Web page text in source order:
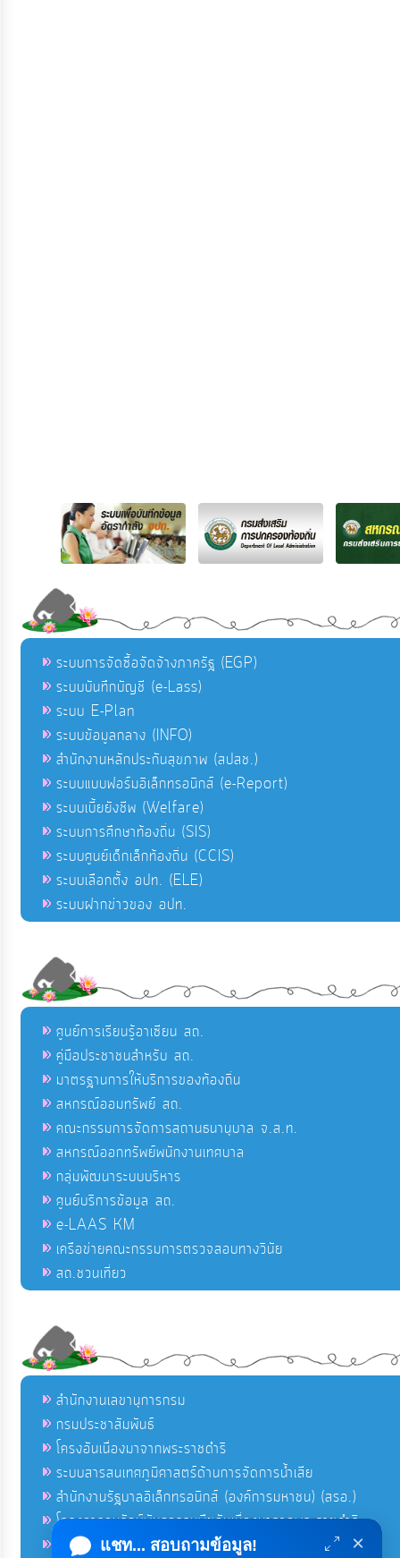
ระบบการจัดซื้อจัดจ้างภาครัฐ (EGP)
ระบบบันทึกบัญชี (e-Lass)
ระบบ E-Plan
ระบบข้อมูลกลาง (INFO)
สำนักงานหลักประกันสุขภาพ (สปสช.)
ระบบแบบฟอร์มอิเล็กทรอนิกส์ (e-Report)
ระบบเบี้ยยังชีพ (Welfare)
ระบบการศึกษาท้องถิ่น (SIS)
ระบบศูนย์เด็กเล็กท้องถิ่น (CCIS)
ระบบเลือกตั้ง อปท. (ELE)
ระบบฝากข่าวของ อปท.
ศูนย์การเรียนรู้อาเซียน สถ.
คู่มือประชาชนสำหรับ สถ.
มาตรฐานการให้บริการของท้องถิ่น
สหกรณ์ออมทรัพย์ สถ.
คณะกรรมการจัดการสถานธนานุบาล จ.ส.ท.
สหกรณ์ออกทรัพย์พนักงานเทศบาล
กลุ่มพัฒนาระบบบริหาร
ศูนย์บริการข้อมูล สถ.
e-LAAS KM
เครือข่ายคณะกรรมการตรวจสอบทางวินัย
สถ.ชวนเที่ยว
สำนักงานเลขานุการกรม
กรมประชาสัมพันธ์
โครงอันเนื่องมาจากพระราชดำริ
ระบบสารสนเทศภูมิศาสตร์ด้านการจัดการน้ำเสีย
สำนักงานรัฐบาลอิเล็กทรอนิกส์ (องค์การมหาชน) (สรอ.)
โครงการอนุรักษ์พันธุกรรมพืชอันเนื่องมาจากพระราชดำริ
คลังข่าวมหาไทย
แชท... สอบถามข้อมูล! ×